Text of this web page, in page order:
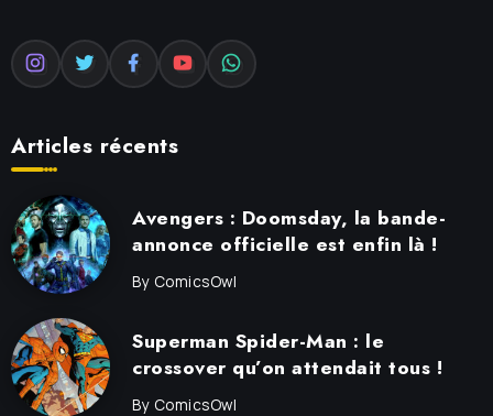
Articles récents
Avengers : Doomsday, la bande-
annonce officielle est enfin là !
By ComicsOwl
Superman Spider-Man : le
crossover qu’on attendait tous !
By ComicsOwl